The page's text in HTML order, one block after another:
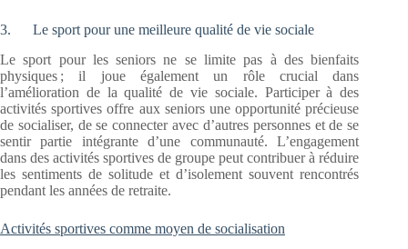
3. Le sport pour une meilleure qualité de vie sociale
Le sport pour les seniors ne se limite pas à des bienfaits
physiques ; il joue également un rôle crucial dans
l’amélioration de la qualité de vie sociale. Participer à des
activités sportives offre aux seniors une opportunité précieuse
de socialiser, de se connecter avec d’autres personnes et de se
sentir partie intégrante d’une communauté. L’engagement
dans des activités sportives de groupe peut contribuer à réduire
les sentiments de solitude et d’isolement souvent rencontrés
pendant les années de retraite.
Activités sportives comme moyen de socialisation